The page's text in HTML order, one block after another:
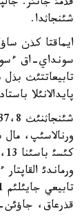
شئنجاثدا.
سونداي-اق
تابيعاتتئث بذل
پايدالانئلا
ورنالاسئپ،
قذرعاق، جاؤئن-